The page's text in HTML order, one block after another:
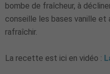
bombe de fraîcheur, à
conseille les bases vanille et
rafraîchir.
La recette est ici en vidéo :